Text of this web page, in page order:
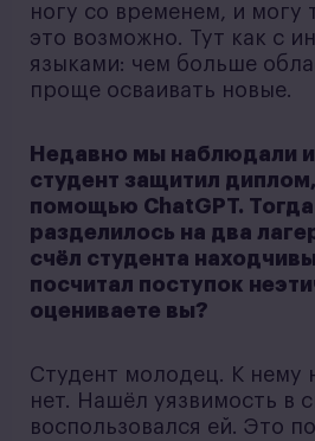
ногу со временем, и могу
это возможно. Тут как с
языками: чем больше
проще осваивать новые.
Недавно мы наблюдали
студент защитил
помощью ChatGPT.
разделилось на два
счёл студента
посчитал поступок
оцениваете вы?
Студент молодец. К нему
нет. Нашёл уязвимость в
воспользовался ей. Это